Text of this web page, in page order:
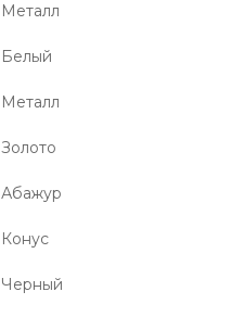
Металл
Белый
Металл
Золото
Абажур
Конус
Черный